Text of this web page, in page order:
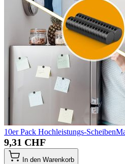
10er Pack Hochleistungs-
9,31 CHF
In den Warenkorb